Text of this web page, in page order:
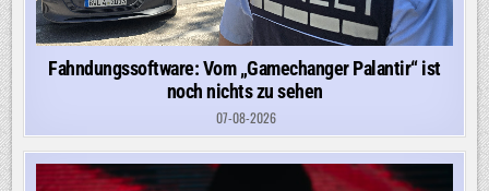
Fahndungssoftware: Vom „Gamechanger Palantir“ ist
noch nichts zu sehen
07-08-2026